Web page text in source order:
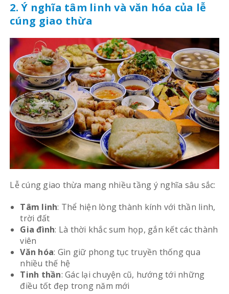
2. Ý nghĩa tâm linh và văn hóa của lễ
cúng giao thừa
Lễ cúng giao thừa mang nhiều tầng ý nghĩa sâu sắc:
Tâm linh: Thể hiện lòng thành kính với thần linh,
trời đất
Gia đình: Là thời khắc sum họp, gắn kết các thành
viên
Văn hóa: Gìn giữ phong tục truyền thống qua
nhiều thế hệ
Tinh thần: Gác lại chuyện cũ, hướng tới những
điều tốt đẹp trong năm mới